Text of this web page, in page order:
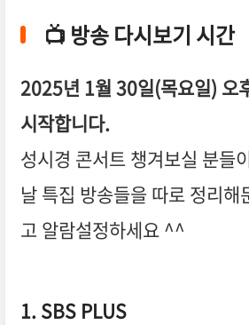
📺 방송 다시보기 시간
2025년 1월 30일(목요일) 오
시작합니다.
성시경 콘서트 챙겨보실 분들
날 특집 방송들을 따로 정리해
고 알람설정하세요 ^^
1. SBS PLUS